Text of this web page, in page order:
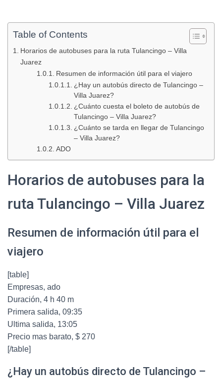
Table of Contents
Horarios de autobuses para la ruta Tulancingo – Villa
Juarez
Resumen de información útil para el viajero
¿Hay un autobús directo de Tulancingo –
Villa Juarez?
¿Cuánto cuesta el boleto de autobús de
Tulancingo – Villa Juarez?
¿Cuánto se tarda en llegar de Tulancingo
– Villa Juarez?
ADO
Horarios de autobuses para la
ruta Tulancingo – Villa Juarez
Resumen de información útil para el
viajero
[table]
Empresas, ado
Duración, 4 h 40 m
Primera salida, 09:35
Ultima salida, 13:05
Precio mas barato, $ 270
[/table]
¿Hay un autobús directo de Tulancingo –